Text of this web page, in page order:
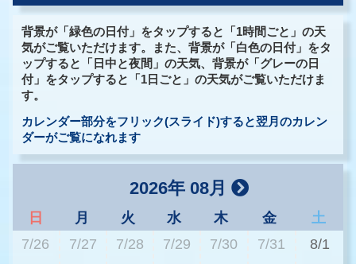
背景が「緑色の日付」をタップすると「1時間ごと」の天
気がご覧いただけます。また、背景が「白色の日付」をタ
ップすると「日中と夜間」の天気、背景が「グレーの日
付」をタップすると「1日ごと」の天気がご覧いただけま
す。
カレンダー部分をフリック(スライド)すると翌月のカレン
ダーがご覧になれます
2026年 08月
日 月 火 水 木 金
土
7/26
7/27 7/28 7/29 7/30 7/31 8/1